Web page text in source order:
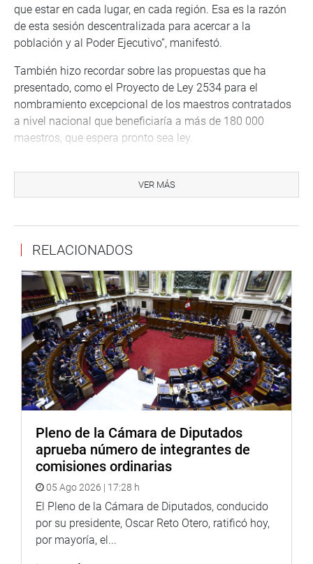
que estar en cada lugar, en cada región. Esa es la razón
de esta sesión descentralizada para acercar a la
población y al Poder Ejecutivo”, manifestó.
También hizo recordar sobre las propuestas que ha
presentado, como el Proyecto de Ley 2534 para el
nombramiento excepcional de los maestros contratados
a nivel nacional que beneficiaría a más de 180 000
maestros, que espera pronto sea ley.
Quero Gaime, quien estuvo convocado para escuchar
sobre las necesidades y demandas de maestros y
representante por Ica, cuestionó la situación de escasez y
del departamento, en particular en las zonas rurales,
donde se requiere invertir más.
Por su lado, el congresista Jorge Marticorena Mendoza
(APP), también representante por Ica, dijo que el Estado
sigue siendo reactivo y no preventivo, porque solo
reacciona después de ocurridos los hechos, y que esa es
la razón por la que los profesores luchan por sus
derechos, porque de otra manera no son escuchados.
“Si queremos salir de la situación en la que estamos
tenemos que exigir al Poder Ejecutivo que invierta en
educación”, expresó.
Directores de diferentes colegios informaron sobre las
debilidades del internet que tienen y la falta de
computadoras e implementación.
VER MÁS
RELACIONADOS
Pleno de la Cámara de Diputados
aprueba número de integrantes de
comisiones ordinarias
05 Ago 2026 | 17:28 h
El Pleno de la Cámara de Diputados, conducido
por su presidente, Oscar Reto Otero, ratificó hoy,
por mayoría, el...